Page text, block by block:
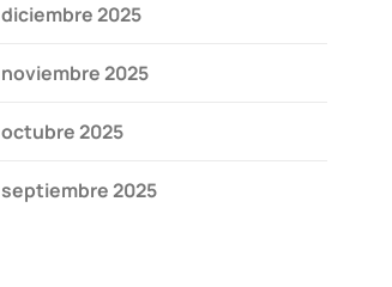
diciembre 2025
noviembre 2025
octubre 2025
septiembre 2025